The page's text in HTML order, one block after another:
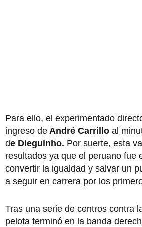
Para ello, el experimentado
ingreso de André Carrillo al
de Dieguinho. Por suerte, esta
resultados ya que el peruano fue
convertir la igualdad y salvar un
a seguir en carrera por los
Tras una serie de centros contra
pelota terminó en la banda